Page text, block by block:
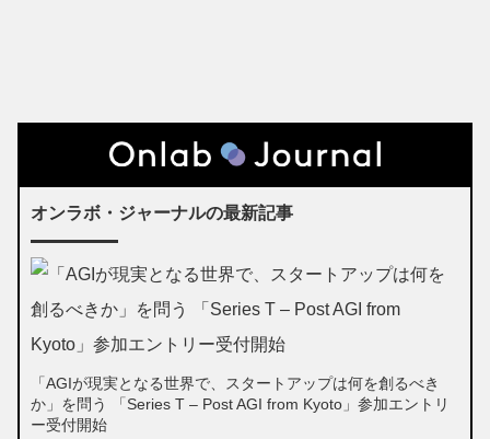
オンラボ・ジャーナルの最新記事
「AGIが現実となる世界で、スタートアップは何を創るべき
か」を問う 「Series T – Post AGI from Kyoto」参加エントリ
ー受付開始